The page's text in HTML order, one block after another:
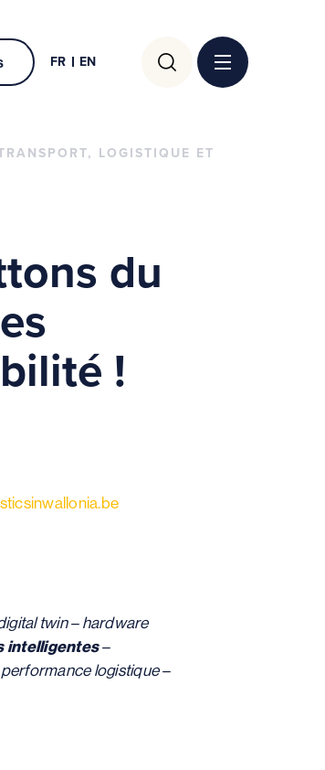
FR EN
Rechercher :
LOGISTIQUE ET
du
!
twin – hardware
intelligentes–
logistique –